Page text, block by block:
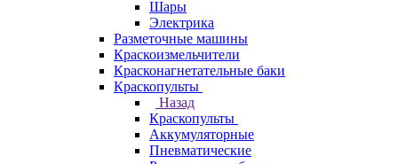
Шары
Электрика
Разметочные машины
Краскоизмельчители
Красконагнетательные баки
Краскопульты
Назад
Краскопульты
Аккумуляторные
Пневматические